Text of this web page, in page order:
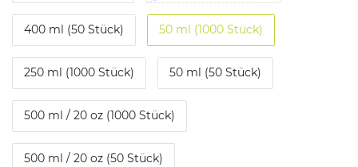
400 ml (50 Stück) 50 ml (1000 Stück)
250 ml (1000 Stück) 50 ml (50 Stück)
500 ml / 20 oz (1000 Stück)
500 ml / 20 oz (50 Stück)